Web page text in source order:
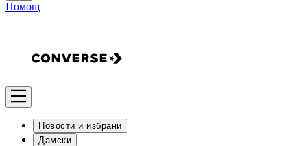
Помощ
Новости и избрани
Дамски